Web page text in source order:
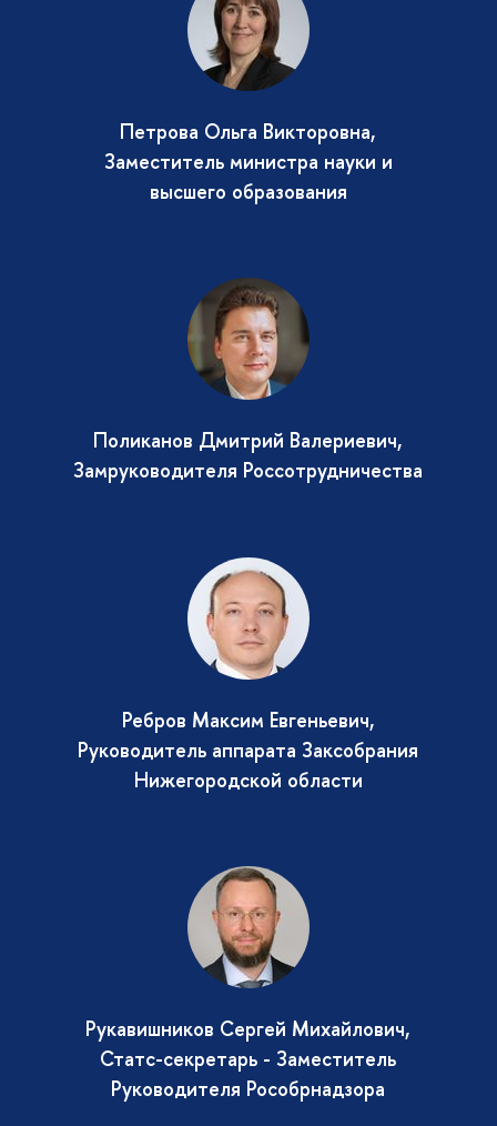
Петрова Ольга Викторовна,
Заместитель министра науки и
высшего образования
Поликанов Дмитрий Валериевич,
Замруководителя Россотрудничества
Ребров Максим Евгеньевич,
Руководитель аппарата Заксобрания
Нижегородской области
Рукавишников Сергей Михайлович,
Статс-секретарь - Заместитель
Руководителя Рособрнадзора